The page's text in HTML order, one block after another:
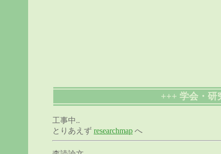
+++ 学会・研
工事中..
とりあえず researchmap へ